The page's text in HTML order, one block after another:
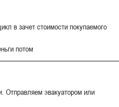
в зачет стоимости покупаемого
потом
Отправляем эвакуатором или